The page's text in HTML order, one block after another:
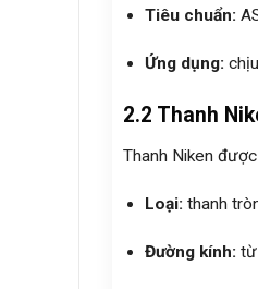
Tiêu chuẩn:
Ứng dụng:
2.2 Thanh
Thanh Niken
Loại: thanh
Đường kính: